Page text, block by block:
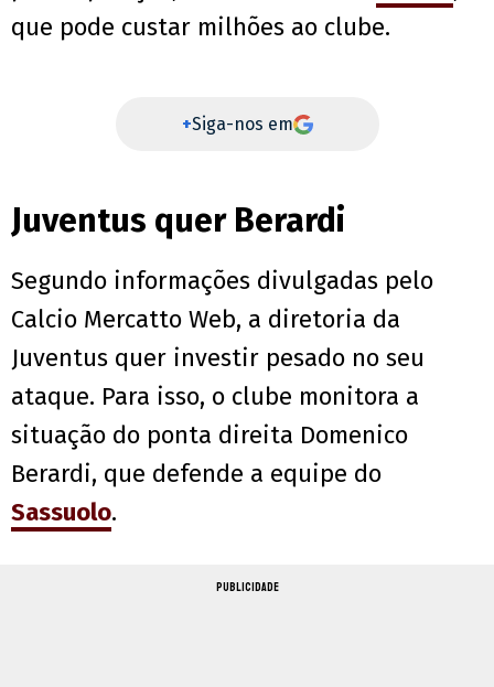
que pode custar milhões ao clube.
+Siga-nos em
Juventus quer Berardi
Segundo informações divulgadas pelo
Calcio Mercatto Web, a diretoria da
Juventus quer investir pesado no seu
ataque. Para isso, o clube monitora a
situação do ponta direita Domenico
Berardi, que defende a equipe do
Sassuolo.
PUBLICIDADE